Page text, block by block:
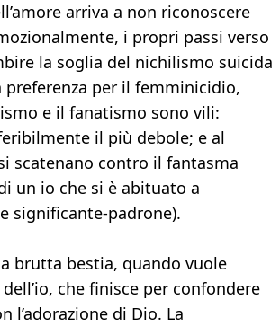
arriva a non riconoscere
i propri passi verso
la soglia del nichilismo suicida
preferenza per il femminicidio,
e il fanatismo sono vili:
il più debole; e al
scatenano contro il fantasma
un io che si è abituato a
significante-padrone).
brutta bestia, quando vuole
che finisce per confondere
l’adorazione di Dio. La